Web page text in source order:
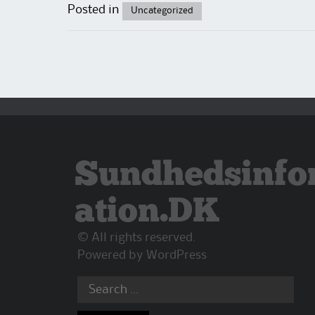
Posted in Uncategorized
ation.DK
© All rights reserved.
Powered by WordPress
Search